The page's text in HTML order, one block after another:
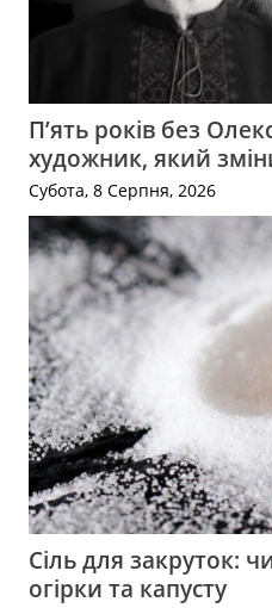
П’ять років без
художник, який
Субота, 8 Серпня, 2026
Сіль для закруток:
огірки та капусту